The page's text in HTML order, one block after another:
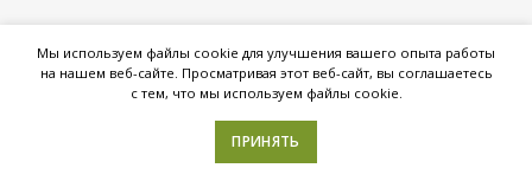
Мы используем файлы cookie для улучшения вашего опыта работы
на нашем веб-сайте. Просматривая этот веб-сайт, вы соглашаетесь
с тем, что мы используем файлы cookie.
ПРИНЯТЬ